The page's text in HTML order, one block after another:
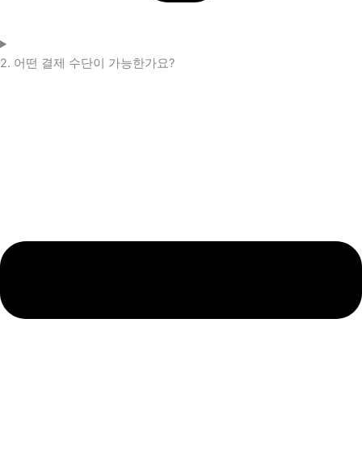
2. 어떤 결제 수단이 가능한가요?